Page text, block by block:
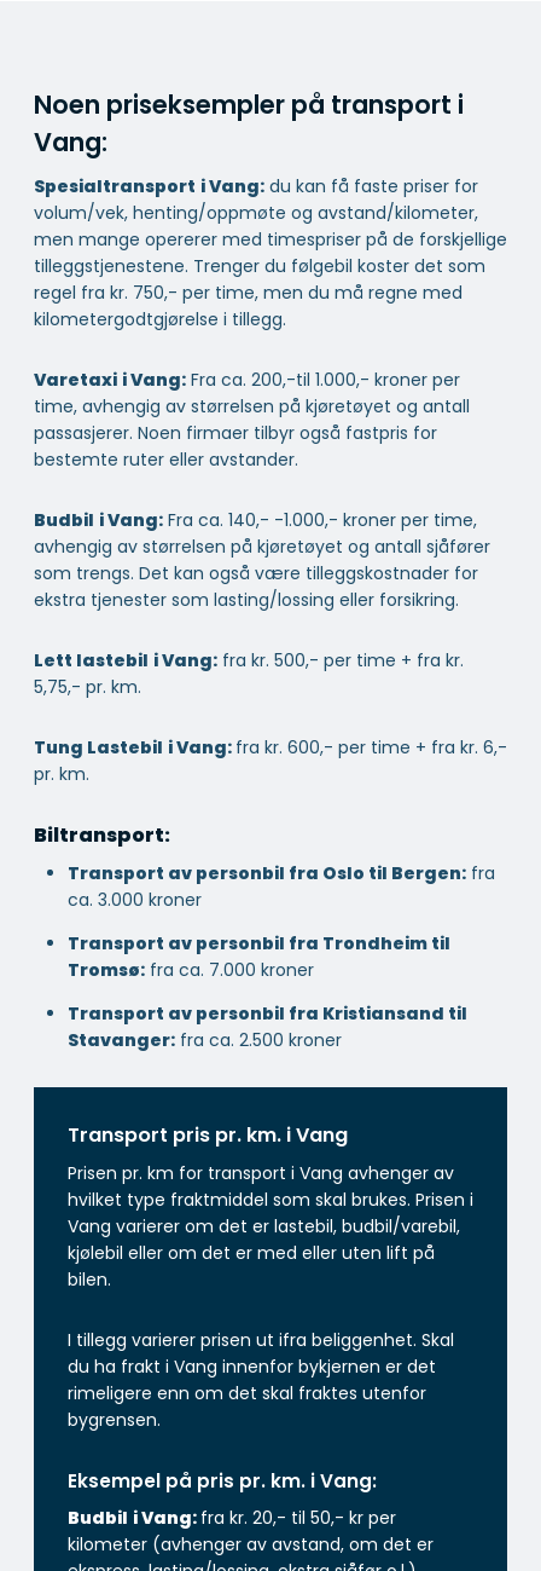
Noen priseksempler på transport i
Vang:
Spesialtransport i Vang: du kan få faste priser for
volum/vek, henting/oppmøte og avstand/kilometer,
men mange opererer med timespriser på de forskjellige
tilleggstjenestene. Trenger du følgebil koster det som
regel fra kr. 750,- per time, men du må regne med
kilometergodtgjørelse i tillegg.
Varetaxi i Vang: Fra ca. 200,-til 1.000,- kroner per
time, avhengig av størrelsen på kjøretøyet og antall
passasjerer. Noen firmaer tilbyr også fastpris for
bestemte ruter eller avstander.
Budbil i Vang: Fra ca. 140,- -1.000,- kroner per time,
avhengig av størrelsen på kjøretøyet og antall sjåfører
som trengs. Det kan også være tilleggskostnader for
ekstra tjenester som lasting/lossing eller forsikring.
Lett lastebil i Vang: fra kr. 500,- per time + fra kr.
5,75,- pr. km.
Tung Lastebil i Vang: fra kr. 600,- per time + fra kr. 6,-
pr. km.
Biltransport:
Transport av personbil fra Oslo til Bergen: fra
ca. 3.000 kroner
Transport av personbil fra Trondheim til
Tromsø: fra ca. 7.000 kroner
Transport av personbil fra Kristiansand til
Stavanger: fra ca. 2.500 kroner
Transport pris pr. km. i Vang
Prisen pr. km for transport i Vang avhenger av
hvilket type fraktmiddel som skal brukes. Prisen i
Vang varierer om det er lastebil, budbil/varebil,
kjølebil eller om det er med eller uten lift på
bilen.
I tillegg varierer prisen ut ifra beliggenhet. Skal
du ha frakt i Vang innenfor bykjernen er det
rimeligere enn om det skal fraktes utenfor
bygrensen.
Eksempel på pris pr. km. i Vang:
Budbil i Vang: fra kr. 20,- til 50,- kr per
kilometer (avhenger av avstand, om det er